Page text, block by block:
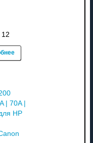
12
| 70A |
HP